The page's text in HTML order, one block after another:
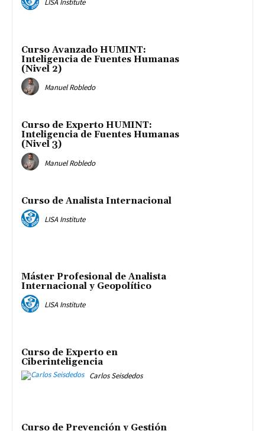
LISA Institute
Curso Avanzado HUMINT:
Inteligencia de Fuentes Humanas
(Nivel 2)
Manuel Robledo
Curso de Experto HUMINT:
Inteligencia de Fuentes Humanas
(Nivel 3)
Manuel Robledo
Curso de Analista Internacional
LISA Institute
Máster Profesional de Analista
Internacional y Geopolítico
LISA Institute
Curso de Experto en
Ciberinteligencia
Carlos Seisdedos
Curso de Prevención y Gestión